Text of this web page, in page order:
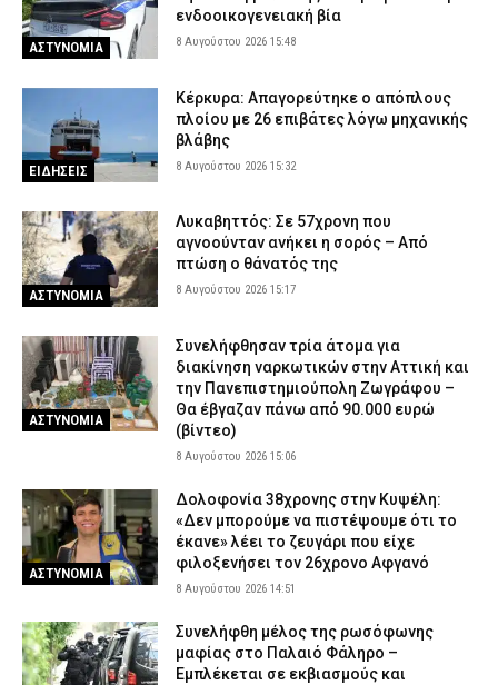
ΑΣΤΥΝΟΜΙΑ
ενδοοικογενειακή βία
8 Αυγούστου 2026 15:48
ΕΙΔΗΣΕΙΣ
Κέρκυρα: Απαγορεύτηκε ο απόπλους
πλοίου με 26 επιβάτες λόγω μηχανικής
βλάβης
8 Αυγούστου 2026 15:32
ΑΣΤΥΝΟΜΙΑ
Λυκαβηττός: Σε 57χρονη που
αγνοούνταν ανήκει η σορός – Από
πτώση ο θάνατός της
8 Αυγούστου 2026 15:17
ΑΣΤΥΝΟΜΙΑ
Συνελήφθησαν τρία άτομα για
διακίνηση ναρκωτικών στην Αττική και
την Πανεπιστημιούπολη Ζωγράφου –
Θα έβγαζαν πάνω από 90.000 ευρώ
(βίντεο)
8 Αυγούστου 2026 15:06
ΑΣΤΥΝΟΜΙΑ
Δολοφονία 38χρονης στην Κυψέλη:
«Δεν μπορούμε να πιστέψουμε ότι το
έκανε» λέει το ζευγάρι που είχε
φιλοξενήσει τον 26χρονο Αφγανό
8 Αυγούστου 2026 14:51
Συνελήφθη μέλος της ρωσόφωνης
μαφίας στο Παλαιό Φάληρο –
Εμπλέκεται σε εκβιασμούς και